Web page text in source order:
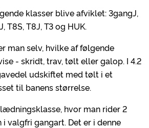
klasser blive afviklet: 3gangJ,
T8S, T8J, T3 og HUK.
man selv, hvilke af følgende
- skridt, trav, tølt eller galop. I 4.2
udskiftet med tølt i et
til banens størrelse.
hvor man rider 2
valgfri gangart. Det er i denne